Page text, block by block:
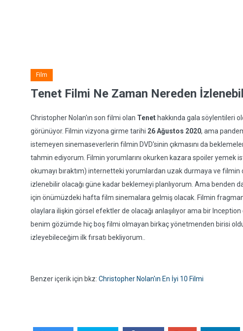
Film
Tenet Filmi Ne Zaman Nereden
Christopher Nolan'ın son filmi olan Tenet hakkında gala söylentileri
görünüyor. Filmin vizyona girme tarihi 26 Ağustos 2020, ama
istemeyen sinemaseverlerin filmin DVD'sinin çıkmasını da
tahmin ediyorum. Filmin yorumlarını okurken kazara spoiler yemek
okumayı bıraktım) internetteki yorumlardan uzak durmaya ve
izlenebilir olacağı güne kadar beklemeyi planlıyorum. Ama benden
için önümüzdeki hafta film sinemalara gelmiş olacak. Filmin
olaylara ilişkin görsel efektler de olacağı anlaşılıyor ama bir
benim gözümde hiç boş filmi olmayan birkaç yönetmenden birisi
izleyebileceğim ilk fırsatı bekliyorum..
Benzer içerik için bkz: Christopher Nolan'ın En İyi 10 Filmi